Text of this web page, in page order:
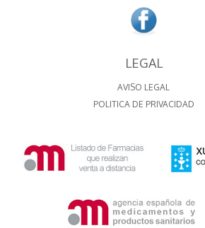
LEGAL
AVISO LEGAL
POLITICA DE PRIVACIDAD